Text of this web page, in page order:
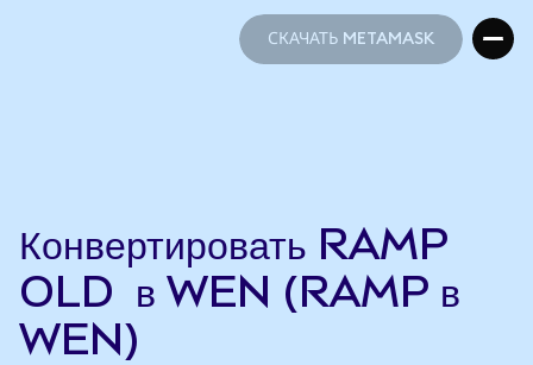
СКАЧАТЬ METAMASK
Конвертировать RAMP
OLD в WEN (RAMP в
WEN)